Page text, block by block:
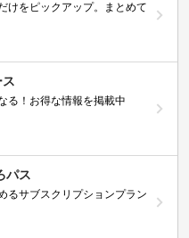
けをピックアップ。まとめて
る！お得な情報を掲載中
パス
るサブスクリプションプラン